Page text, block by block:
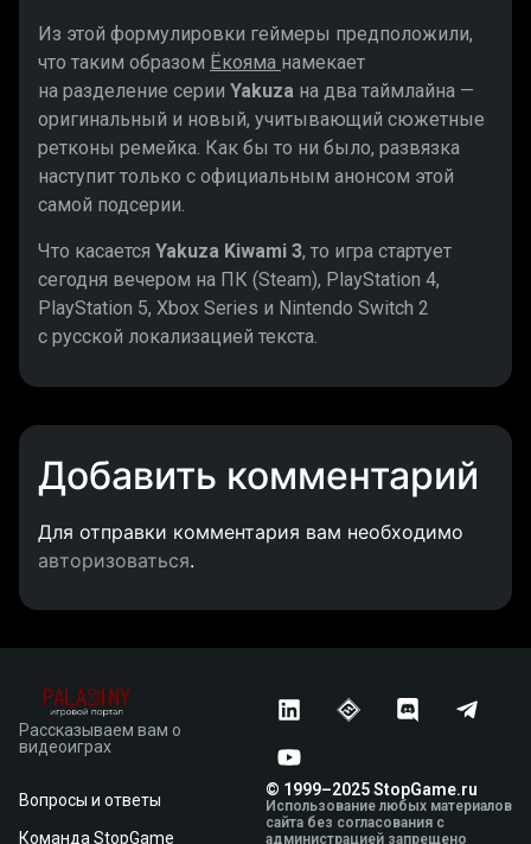
Из этой формулировки геймеры предположили,
что таким образом Ёкояма намекает
на разделение серии Yakuza на два таймлайна —
оригинальный и новый, учитывающий сюжетные
ретконы ремейка. Как бы то ни было, развязка
наступит только с официальным анонсом этой
самой подсерии.
Что касается Yakuza Kiwami 3, то игра стартует
сегодня вечером на ПК (Steam), PlayStation 4,
PlayStation 5, Xbox Series и Nintendo Switch 2
с русской локализацией текста.
Добавить комментарий
Для отправки комментария вам необходимо
авторизоваться.
Рассказываем вам о
видеоиграх
Вопросы и ответы
Команда StopGame
© 1999–2025 StopGame.ru
Использование любых материалов
сайта без согласования с
администрацией запрещено